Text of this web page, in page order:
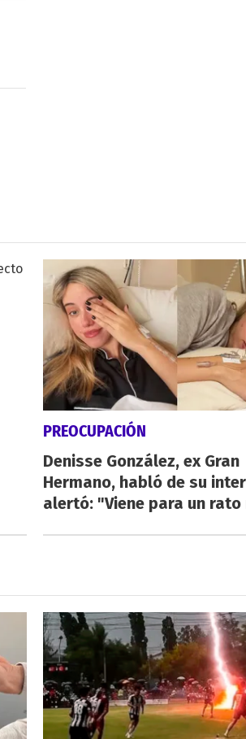
PREOCUPACIÓN
Denisse González, ex Gran
Hermano, habló de su
alertó: "Viene para un rato